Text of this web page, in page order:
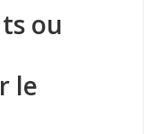
ou
le